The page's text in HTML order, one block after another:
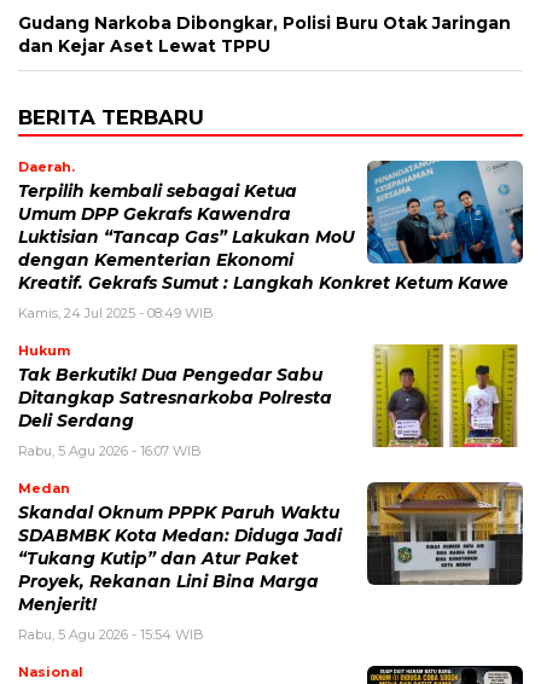
Gudang Narkoba Dibongkar, Polisi Buru Otak Jaringan
dan Kejar Aset Lewat TPPU
BERITA TERBARU
Daerah.
Terpilih kembali sebagai Ketua
Umum DPP Gekrafs Kawendra
Luktisian “Tancap Gas” Lakukan MoU
dengan Kementerian Ekonomi
Kreatif. Gekrafs Sumut : Langkah Konkret Ketum Kawe
Kamis, 24 Jul 2025 - 08:49 WIB
Hukum
Tak Berkutik! Dua Pengedar Sabu
Ditangkap Satresnarkoba Polresta
Deli Serdang
Rabu, 5 Agu 2026 - 16:07 WIB
Medan
Skandal Oknum PPPK Paruh Waktu
SDABMBK Kota Medan: Diduga Jadi
“Tukang Kutip” dan Atur Paket
Proyek, Rekanan Lini Bina Marga
Menjerit!
Rabu, 5 Agu 2026 - 15:54 WIB
Nasional